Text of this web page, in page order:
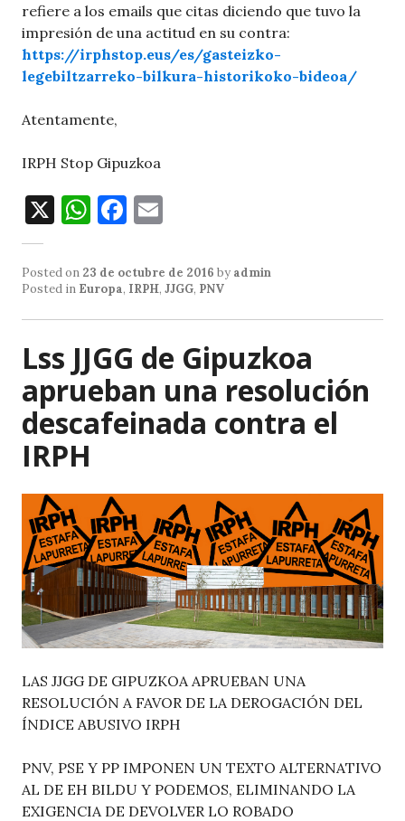
refiere a los emails que citas diciendo que tuvo la
impresión de una actitud en su contra:
https://irphstop.eus/es/gasteizko-
legebiltzarreko-bilkura-historikoko-bideoa/
Atentamente,
IRPH Stop Gipuzkoa
X W
at
s
A
p
p
F
c
e
b
o
o
k
ai
l
Posted on 23 de octubre de 2016 by admin
Posted in Europa, IRPH, JJGG, PNV
Lss JJGG de Gipuzkoa
aprueban una resolución
descafeinada contra el
IRPH
LAS JJGG DE GIPUZKOA APRUEBAN UNA
RESOLUCIÓN A FAVOR DE LA DEROGACIÓN DEL
ÍNDICE ABUSIVO IRPH
PNV, PSE Y PP IMPONEN UN TEXTO ALTERNATIVO
AL DE EH BILDU Y PODEMOS, ELIMINANDO LA
EXIGENCIA DE DEVOLVER LO ROBADO